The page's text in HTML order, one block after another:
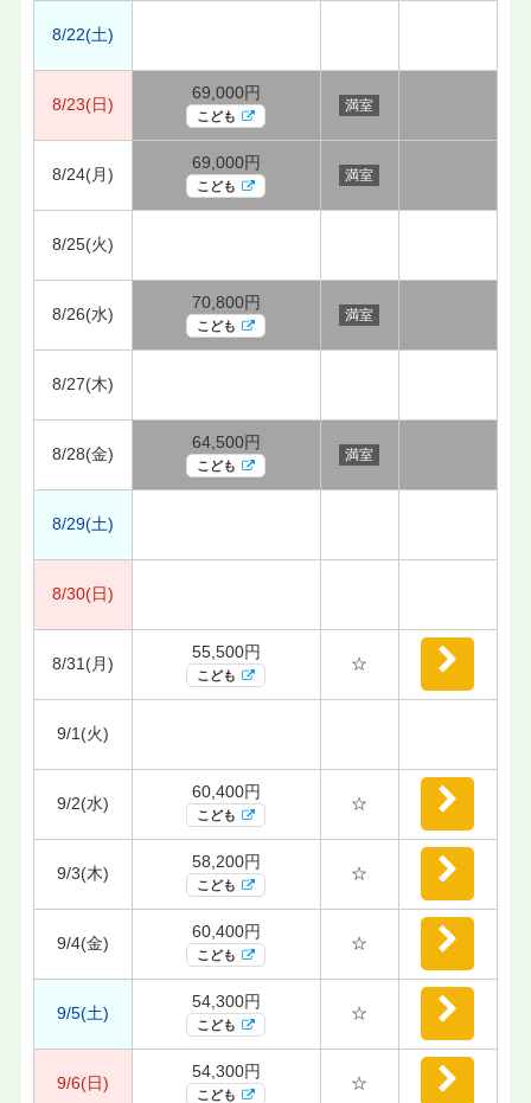
8/22(土)
8/23(日)
69,000円
こども
満室
8/24(月)
69,000円
こども
満室
8/25(火)
8/26(水)
70,800円
こども
満室
8/27(木)
8/28(金)
64,500円
こども
満室
8/29(土)
8/30(日)
8/31(月)
55,500円
こども
☆
9/1(火)
9/2(水)
60,400円
こども
☆
9/3(木)
58,200円
こども
☆
9/4(金)
60,400円
こども
☆
9/5(土)
54,300円
こども
☆
9/6(日)
54,300円
こども
☆